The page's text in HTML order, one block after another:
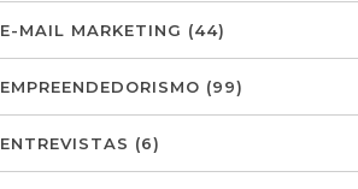
E-MAIL MARKETING (44)
EMPREENDEDORISMO (99)
ENTREVISTAS (6)